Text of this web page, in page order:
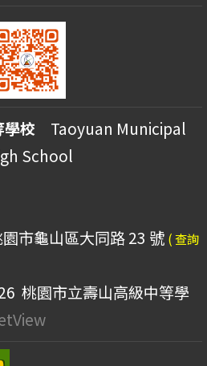
校 Taoyuan Municipal
School
市龜山區大同路 23 號 ( 查詢
桃園市立壽山高級中等學